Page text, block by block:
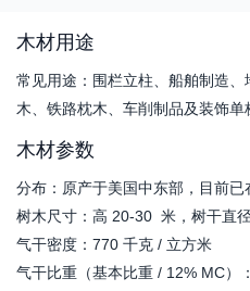
木材用途
常见用途：围栏立柱、船舶制造
木、铁路枕木、车削制品及装饰单
木材参数
分布：原产于美国中东部，目前
树木尺寸：高 20-30 米，树干直
气干密度：770 千克 / 立方米
气干比重（基本比重 / 12% MC）